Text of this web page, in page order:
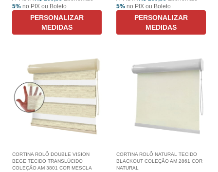
5% no PIX ou Boleto
PERSONALIZAR
MEDIDAS
5% no PIX ou Boleto
PERSONALIZAR
MEDIDAS
CORTINA ROLÔ DOUBLE VISION
BEGE TECIDO TRANSLÚCIDO
COLEÇÃO AM 3801 COR MESCLA
CORTINA ROLÔ NATURAL TECIDO
BLACKOUT COLEÇÃO AM 2861 COR
NATURAL